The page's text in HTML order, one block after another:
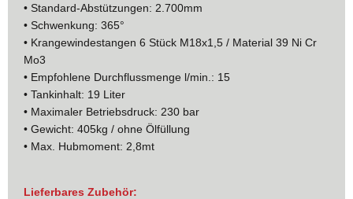
• Standard-Abstützungen: 2.700mm
• Schwenkung: 365°
• Krangewindestangen 6 Stück M18x1,5 / Material 39 Ni Cr
Mo3
• Empfohlene Durchflussmenge l/min.: 15
• Tankinhalt: 19 Liter
• Maximaler Betriebsdruck: 230 bar
• Gewicht: 405kg / ohne Ölfüllung
• Max. Hubmoment: 2,8mt
Lieferbares Zubehör: